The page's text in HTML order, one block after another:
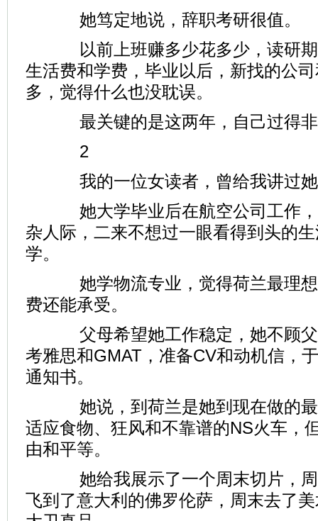
她笃定地说，辞职考研很值。
以前上班赚多少花多少，读研期
生活费和学费，毕业以后，新找的公
多，觉得什么也没耽误。
最关键的是这两年，自己过得非
2
我的一位女读者，曾给我讲过她
她大学毕业后在航空公司工作，
杂人际，二来不想过一眼看得到头的
学。
她学物流专业，觉得荷兰最理想
费还能承受。
父母希望她工作稳定，她不顾父
考雅思和GMAT，准备CV和动机信，
通知书。
她说，到荷兰是她到现在做的最
适应食物、狂风和不靠谱的NS火车，
由和平等。
她给我展示了一个周末切片，周
飞到了意大利的佛罗伦萨，周末去了